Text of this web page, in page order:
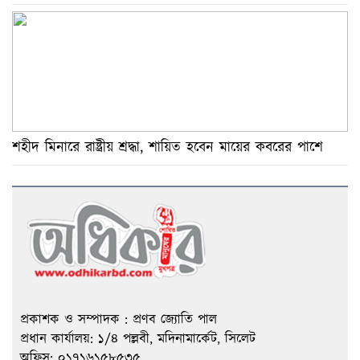
সিলেট-সুনামগঞ্জে বন্যা পরিস্থিতির উন্নতির পথে
ভরণপোষণ শিশুর আইনগত অধিকার, মা-বাবার তালাকের
ওপর নির্ভরশীল নয় : হাইকোর্ট
বঙ্গোপসাগরের মিয়ানমার উপকূলে ২ নৌকাডুবি : ৫৩০
রোহিঙ্গা নিহত
অবিশ্বাস্য প্রত্যাবর্তনে ইংল্যান্ডকে হারিয়ে ফাইনালে
আর্জেন্টিনা
মন্ত্রীর পদত্যাগের দাবি বাদ, ছয় দফা দাবি নিয়ে সচিবালয়ে
৬ শিক্ষার্থী
শহীদ মিনারে রাষ্ট্রীয় শ্রদ্ধা, শায়িত হবেন মায়ের কবরের পাশে
প্রকাশক ও সম্পাদক : প্রণব জ্যোতি পাল
প্রধান কার্যালয়: ১/৪ পল্লবী, মদিনামার্কেট, সিলেট